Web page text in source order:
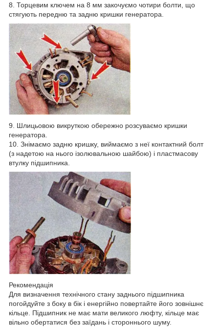
8. Торцевим ключем на 8 мм закочуємо чотири болти, що
стягують передню та задню кришки генератора.
9. Шлицьовою викруткою обережно розсуваємо кришки
генератора.
10. Знімаємо задню кришку, виймаємо з неї контактний болт
(з надетою на нього ізолювальною шайбою) і пластмасову
втулку підшипника.
Рекомендація
Для визначення технічного стану заднього підшипника
погойдуйте з боку в бік і енергійно повертайте його зовнішнє
кільце. Підшипник не має мати великого люфту, кільце має
вільно обертатися без заїдань і стороннього шуму.